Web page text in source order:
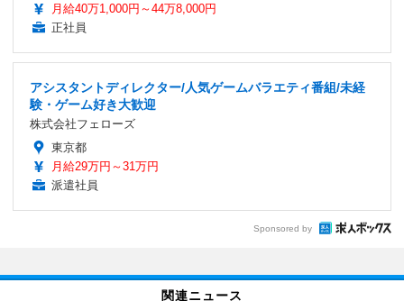
月給40万1,000円～44万8,000円
正社員
アシスタントディレクター/人気ゲームバラエティ番組/未経
験・ゲーム好き大歓迎
株式会社フェローズ
東京都
月給29万円～31万円
派遣社員
Sponsored by
関連ニュース